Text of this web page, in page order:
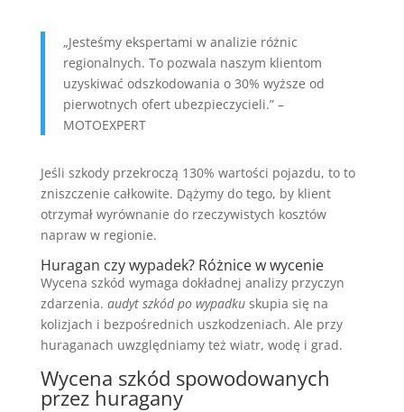
„Jesteśmy ekspertami w analizie różnic
regionalnych. To pozwala naszym klientom
uzyskiwać odszkodowania o 30% wyższe od
pierwotnych ofert ubezpieczycieli.” –
MOTOEXPERT
Jeśli szkody przekroczą 130% wartości pojazdu, to to
zniszczenie całkowite. Dążymy do tego, by klient
otrzymał wyrównanie do rzeczywistych kosztów
napraw w regionie.
Huragan czy wypadek? Różnice w wycenie
Wycena szkód wymaga dokładnej analizy przyczyn
zdarzenia. audyt szkód po wypadkuskupia się na
kolizjach i bezpośrednich uszkodzeniach. Ale przy
huraganach uwzględniamy też wiatr, wodę i grad.
Wycena szkód spowodowanych
przez huragany